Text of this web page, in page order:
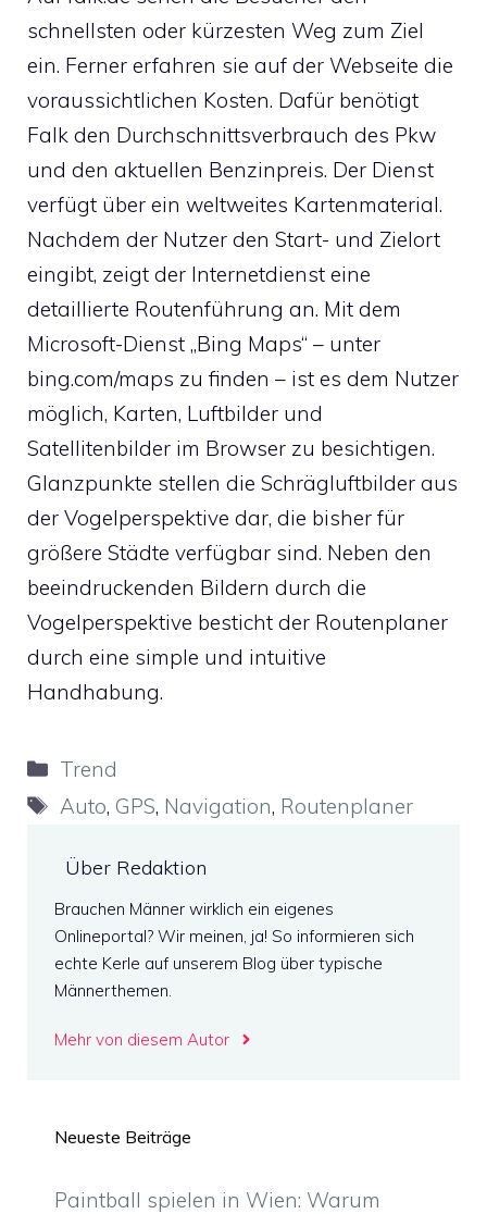
schnellsten oder kürzesten Weg zum Ziel
ein. Ferner erfahren sie auf der Webseite die
voraussichtlichen Kosten. Dafür benötigt
Falk den Durchschnittsverbrauch des Pkw
und den aktuellen Benzinpreis. Der Dienst
verfügt über ein weltweites Kartenmaterial.
Nachdem der Nutzer den Start- und Zielort
eingibt, zeigt der Internetdienst eine
detaillierte Routenführung an. Mit dem
Microsoft-Dienst „Bing Maps“ – unter
bing.com/maps zu finden – ist es dem Nutzer
möglich, Karten, Luftbilder und
Satellitenbilder im Browser zu besichtigen.
Glanzpunkte stellen die Schrägluftbilder aus
der Vogelperspektive dar, die bisher für
größere Städte verfügbar sind. Neben den
beeindruckenden Bildern durch die
Vogelperspektive besticht der Routenplaner
durch eine simple und intuitive
Handhabung.
Kategorien
Trend
Schlagwörter
Auto, GPS, Navigation, Routenplaner
Über Redaktion
Brauchen Männer wirklich ein eigenes
Onlineportal? Wir meinen, ja! So informieren sich
echte Kerle auf unserem Blog über typische
Männerthemen.
Mehr von diesem Autor
Neueste Beiträge
Paintball spielen in Wien: Warum